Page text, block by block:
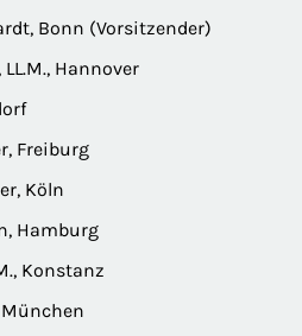
Bonn (Vorsitzender)
Hannover
Freiburg
Köln
Hamburg
Konstanz
München